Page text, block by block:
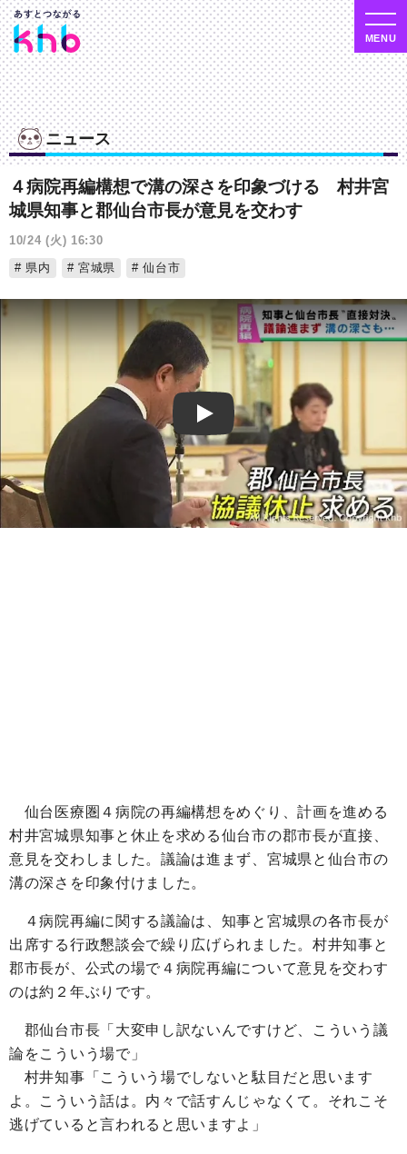
ニュース
４病院再編構想で溝の深さを印象づける 村井宮
城県知事と郡仙台市長が意見を交わす
10/24 (火) 16:30
県内
宮城県 仙台市
Play
仙台医療圏４病院の再編構想をめぐり、計画を進める
村井宮城県知事と休止を求める仙台市の郡市長が直接、
意見を交わしました。議論は進まず、宮城県と仙台市の
溝の深さを印象付けました。
４病院再編に関する議論は、知事と宮城県の各市長が
出席する行政懇談会で繰り広げられました。村井知事と
郡市長が、公式の場で４病院再編について意見を交わす
のは約２年ぶりです。
郡仙台市長「大変申し訳ないんですけど、こういう議
論をこういう場で」
村井知事「こういう場でしないと駄目だと思います
よ。こういう話は。内々で話すんじゃなくて。それこそ
逃げていると言われると思いますよ」